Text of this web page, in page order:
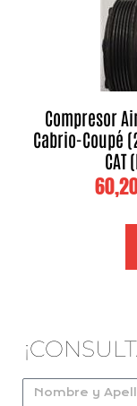
Compresor
Cabrio-Coupé
CAT